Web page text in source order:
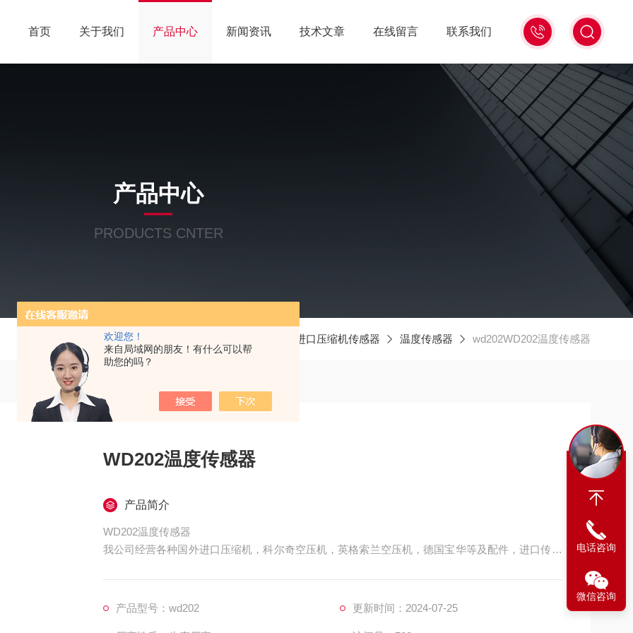
欢迎您！
来自局域网的朋友！有什么可以帮
助您的吗？
15006471345
首页 关于我们 产品中心 新闻资讯 技术文章 在线留言 联系我们
产品中心
PRODUCTS CNTER
进口压缩机传感器 温度传感器 wd202WD202温度传感器
WD202温度传感器
产品简介
WD202温度传感器
我公司经营各种国外进口压缩机，科尔奇空压机，英格索兰空压机，德国宝华等及配件，进口传感
器等。
产品型号：wd202 更新时间：2024-07-25
电话咨询
微信咨询